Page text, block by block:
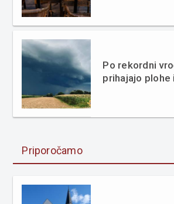
Po rekordni
prihajajo plohe
Priporočamo